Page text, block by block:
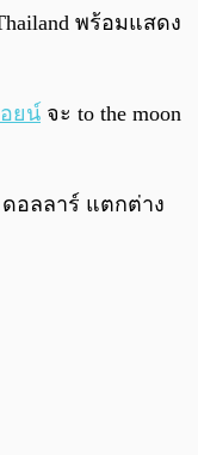
0:00 / 0:00
พร้อมแสดง
ยน์ จะ to the moon
ดอลลาร์ แตกต่าง